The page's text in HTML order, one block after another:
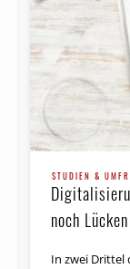
STUDIEN &
noch Lücken
In zwei Drittel